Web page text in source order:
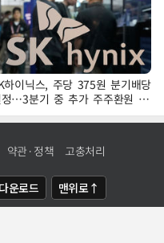
하이닉스, 주당 375원 분기배당
정…3분기 중 추가 주주환원 발
약관·정책 고충처리
운로드 맨위로↑